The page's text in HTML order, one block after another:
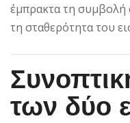
έμπρακτα τη συμβολή
τη σταθερότητα του
των δύο